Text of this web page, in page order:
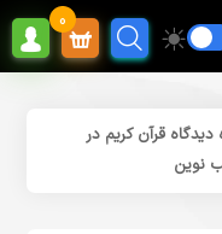
0
قرآن کریم در
نوین